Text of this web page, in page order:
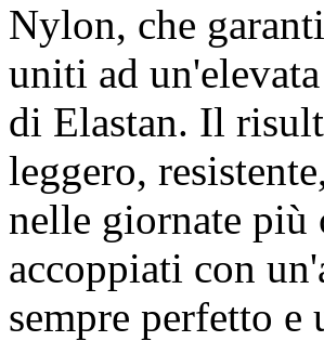
Nylon, che
uniti ad
di Elastan. Il
leggero,
nelle giornate più
accoppiati con
sempre perfetto e